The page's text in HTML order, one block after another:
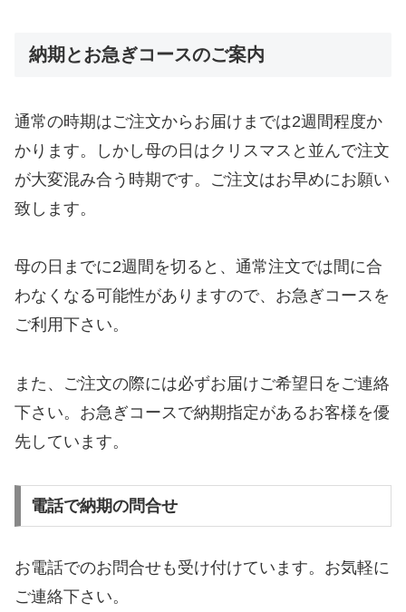
納期とお急ぎコースのご案内
通常の時期はご注文からお届けまでは2週間程度か
かります。しかし母の日はクリスマスと並んで注文
が大変混み合う時期です。ご注文はお早めにお願い
致します。
母の日までに2週間を切ると、通常注文では間に合
わなくなる可能性がありますので、お急ぎコースを
ご利用下さい。
また、ご注文の際には必ずお届けご希望日をご連絡
下さい。お急ぎコースで納期指定があるお客様を優
先しています。
電話で納期の問合せ
お電話でのお問合せも受け付けています。お気軽に
ご連絡下さい。